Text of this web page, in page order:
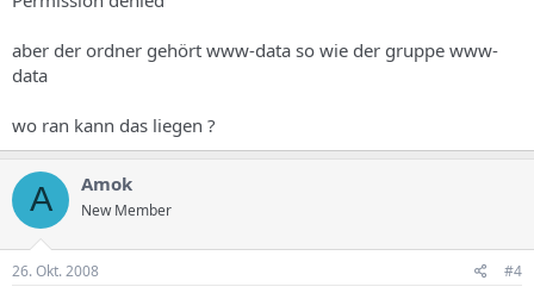
aber der ordner gehört www-data so wie der gruppe www-
data
wo ran kann das liegen ?
A Amok
New Member
26. Okt. 2008 #4